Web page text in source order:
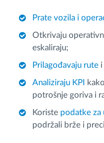
Prate vozila i
Otkrivaju
eskaliraju;
Prilagođavaju rute
Analiziraju KPI
potrošnje goriva i
Koriste podatke za
podržali brže i